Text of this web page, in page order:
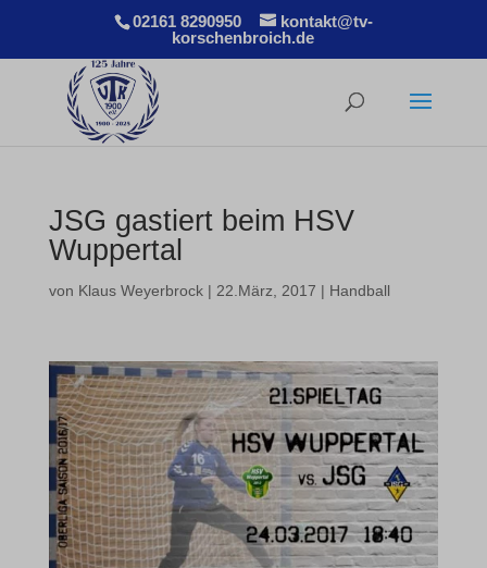
02161 8290950
kontakt@tv-
korschenbroich.de
JSG gastiert beim HSV
Wuppertal
von Klaus Weyerbrock| 22.März, 2017 | Handball